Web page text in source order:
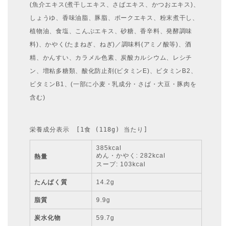
(魚介エキス(煮干しエキス、さばエキス、かつおエキス)、
しょうゆ、香味油脂、豚脂、ポークエキス、粉末煮干し、
植物油、食塩、こんぶエキス、砂糖、香辛料、発酵調味
料)、かやく(たまねぎ、ねぎ)／調味料(アミノ酸等)、酒
精、かんすい、カラメル色素、炭酸カルシウム、レシチ
ン、増粘多糖類、酸化防止剤(ビタミンE)、ビタミンB2、
ビタミンB1、(一部に小麦・乳成分・さば・大豆・豚肉を
含む)
栄養成分表示　[1食 (118g) 当たり]
熱量
385kcal
めん・かやく: 282kcal
スープ: 103kcal
たんぱく質 14.2g
脂質 9.9g
炭水化物 59.7g